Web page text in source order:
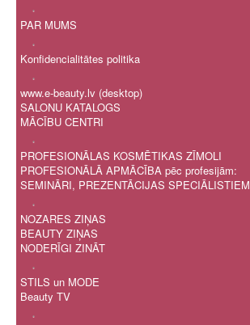
.
PAR MUMS
.
Konfidencialitātes politika
.
www.e-beauty.lv (desktop)
SALONU KATALOGS
MĀCĪBU CENTRI
.
PROFESIONĀLAS KOSMĒTIKAS ZĪMOLI
PROFESIONĀLĀ APMĀCĪBA pēc profesijām:
SEMINĀRI, PREZENTĀCIJAS SPECIĀLISTIEM
.
NOZARES ZIŅAS
BEAUTY ZIŅAS
NODERĪGI ZINĀT
.
STILS un MODE
Beauty TV
.